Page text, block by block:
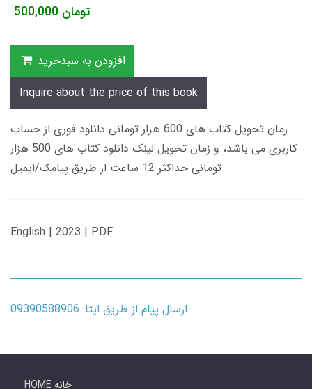
500,000 تومان
افزودن به سبدخرید
Inquire about the price of this book
زمان تحویل کتاب های 600 هزار تومانی دانلود فوری از حساب
کاربری می باشد، و زمان تحویل لینک دانلود کتاب های 500 هزار
تومانی حداکثر 12 ساعت از طریق پیامک/ایمیل
English | 2023 | PDF
ارسال پیام از طریق ایتا: 09390588906
HOME خانه